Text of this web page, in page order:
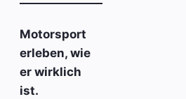
Motorsport
erleben, wie
er wirklich
ist.